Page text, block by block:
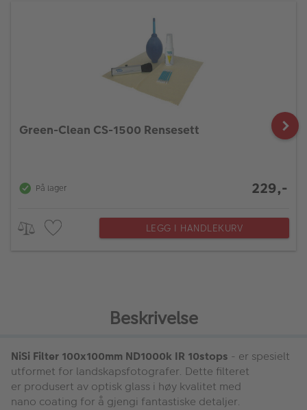
Green-Clean CS-1500 Rensesett
På lager 229,-
LEGG I HANDLEKURV
Beskrivelse
NiSi Filter 100x100mm ND1000k IR 10stops - er spesielt
utformet for landskapsfotografer. Dette filteret
er produsert av optisk glass i høy kvalitet med
nano coating for å gjengi fantastiske detaljer.